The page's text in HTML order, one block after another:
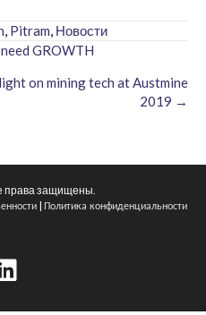
, Pitram, Новости
GROWTH
on mining tech at Austmine
2019 →
права защищены.
| Политика конфиденциальности